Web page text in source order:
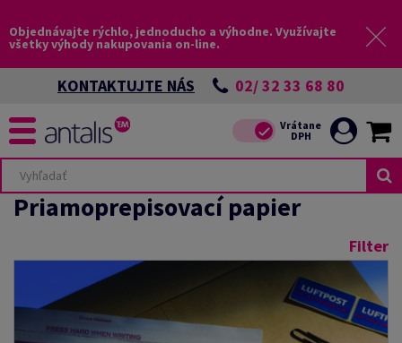
Objednávajte rýchlo, jednoducho a výhodne. Využívajte
všetky výhody nakupovania on-line.
KONTAKTUJTE NÁS 02/ 32 33 68 80
Priamoprepisovací papier
Filter